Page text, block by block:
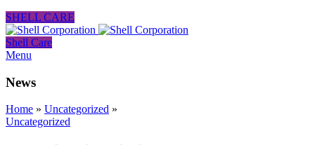
SHELL CARE
Shell Care
Menu
News
Home » Uncategorized »
Uncategorized